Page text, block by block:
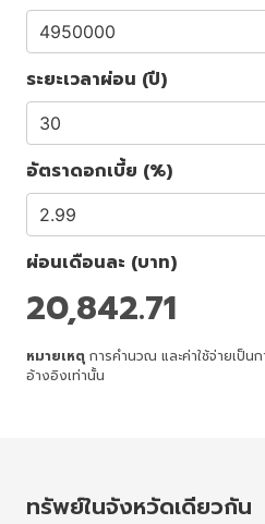
ระยะเวลาผ่อน (ปี)
อัตราดอกเบี้ย (%)
ผ่อนเดือนละ (บาท)
20,842.71
หมายเหตุ การคำนวณ และค่าใช้จ่ายเป็น
อ้างอิงเท่านั้น
ทรัพย์ในจังหวัดเดียวกัน